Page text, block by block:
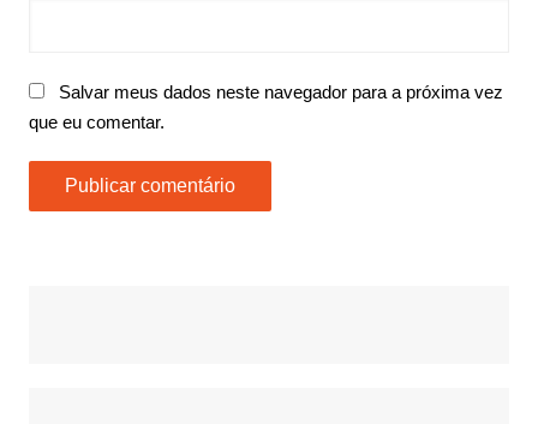
Salvar meus dados neste navegador para a próxima vez
que eu comentar.